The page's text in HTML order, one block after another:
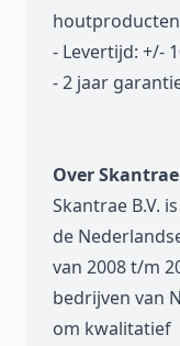
houtproducten
- Levertijd: +/-
- 2 jaar
Over Skantrae
Skantrae B.V.
de
van 2008 t/m
bedrijven van
om kwalitatief